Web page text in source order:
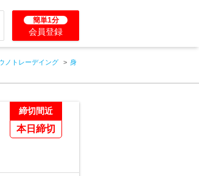
簡単1分
会員登録
ノトレーデイング
身
締切間近
本日締切